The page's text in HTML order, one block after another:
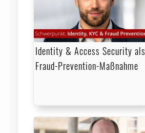
Identity & Access Security als
Fraud-Prevention-Maßnahme